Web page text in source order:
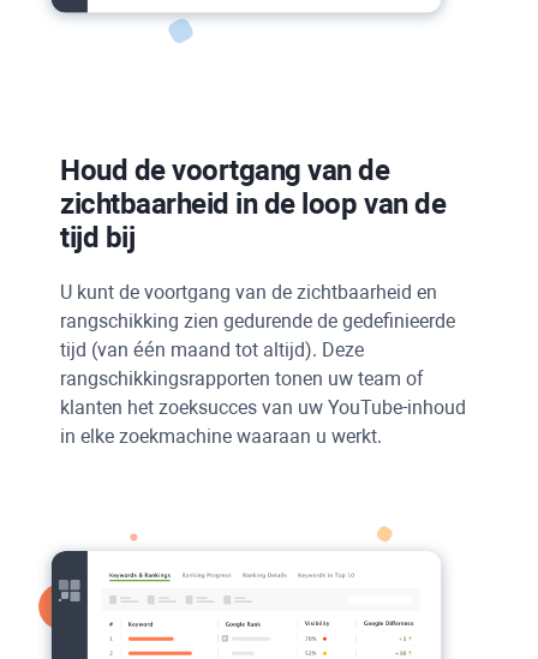
Houd de voortgang van de
zichtbaarheid in de loop van de
tijd bij
U kunt de voortgang van de zichtbaarheid en
rangschikking zien gedurende de gedefinieerde
tijd (van één maand tot altijd). Deze
rangschikkingsrapporten tonen uw team of
klanten het zoeksucces van uw YouTube-inhoud
in elke zoekmachine waaraan u werkt.